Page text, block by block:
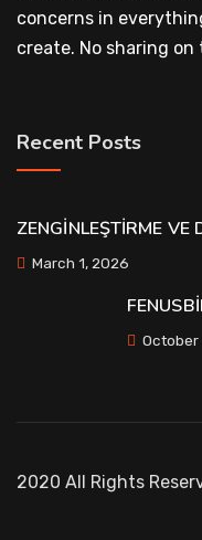
concerns in
create. No sharing
Recent Posts
ZENGİNLEŞTİRME VE
March 1, 2026
October
2020 All Rights